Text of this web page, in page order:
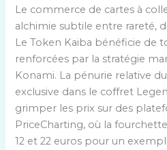
Le commerce de cartes à
alchimie subtile entre rareté,
Le Token Kaiba bénéficie de
renforcées par la stratégie
Konami. La pénurie relative
exclusive dans le coffret
grimper les prix sur des
PriceCharting, où la
12 et 22 euros pour un